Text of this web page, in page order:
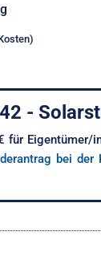
-
Eigentümer/
bei der